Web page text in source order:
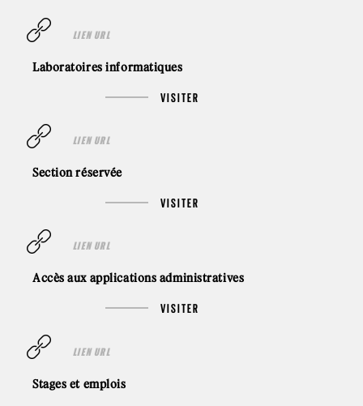
LIEN URL
Laboratoires informatiques
VISITER
LIEN URL
Section réservée
VISITER
LIEN URL
Accès aux applications administratives
VISITER
LIEN URL
Stages et emplois